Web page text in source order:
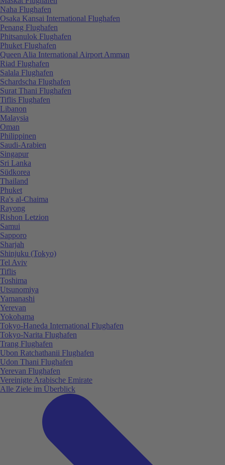
Naha Flughafen
Osaka Kansai International Flughafen
Penang Flughafen
Phitsanulok Flughafen
Phuket Flughafen
Queen Alia International Airport Amman
Riad Flughafen
Salala Flughafen
Schardscha Flughafen
Surat Thani Flughafen
Tiflis Flughafen
Libanon
Malaysia
Oman
Philippinen
Saudi-Arabien
Singapur
Sri Lanka
Südkorea
Thailand
Phuket
Ra's al-Chaima
Rayong
Rishon Letzion
Samui
Sapporo
Sharjah
Shinjuku (Tokyo)
Tel Aviv
Tiflis
Toshima
Utsunomiya
Yamanashi
Yerevan
Yokohama
Tokyo-Haneda International Flughafen
Tokyo-Narita Flughafen
Trang Flughafen
Ubon Ratchathanii Flughafen
Udon Thani Flughafen
Yerevan Flughafen
Vereinigte Arabische Emirate
Alle Ziele im Überblick